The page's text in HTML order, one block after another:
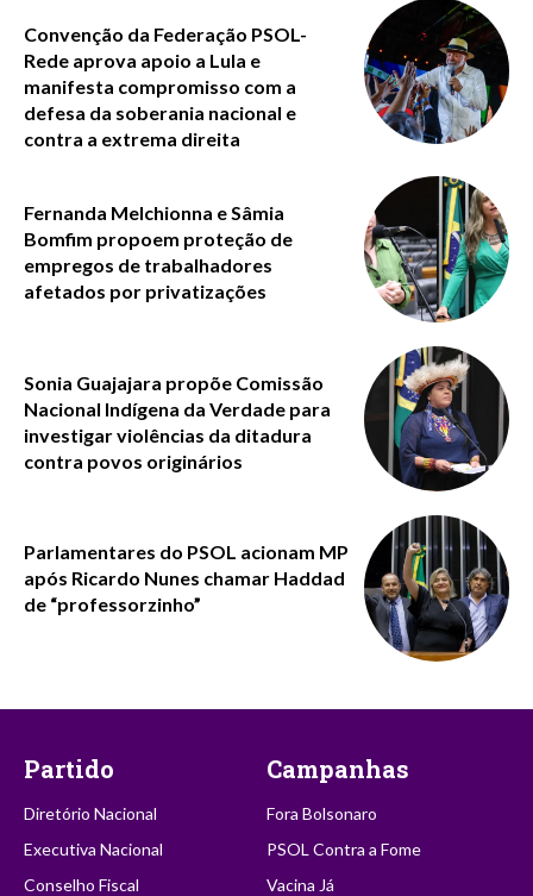
Convenção da Federação PSOL-
Rede aprova apoio a Lula e
manifesta compromisso com a
defesa da soberania nacional e
contra a extrema direita
Fernanda Melchionna e Sâmia
Bomfim propoem proteção de
empregos de trabalhadores
afetados por privatizações
Sonia Guajajara propõe Comissão
Nacional Indígena da Verdade para
investigar violências da ditadura
contra povos originários
Parlamentares do PSOL acionam MP
após Ricardo Nunes chamar Haddad
de “professorzinho”
Partido
Diretório Nacional
Executiva Nacional
Conselho Fiscal
Campanhas
Fora Bolsonaro
PSOL Contra a Fome
Vacina Já